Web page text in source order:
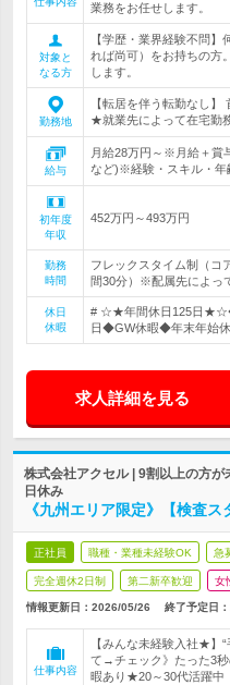
業務をお任せします。
対象と
なる方
【学歴・業界経験不問
れば尚可）をお持ちの方
します。
勤務地
【転居を伴う転勤なし
★就業先によって在宅勤
給与
月給28万円～※月給＋賞
など)※経験・スキル・
初年度
年収
452万円～493万円
勤務
時間
フレックスタイム制（コ
間30分）※配属先によっ
休日
休暇
# ☆★年間休日125日
日◆GW休暇◆年末年始
求人詳細を見る
株式会社アクセル | 9割以上の方
日休み
《九州エリア限定》【検査
正社員 職種・業種未経験OK 急
完全週休2日制 第二新卒歓迎 女
情報更新日：2026/05/26 終了予定日：
仕事内容
【みんな未経験入社★】
て→チェック》たった3
暇あり★20～30代活躍中